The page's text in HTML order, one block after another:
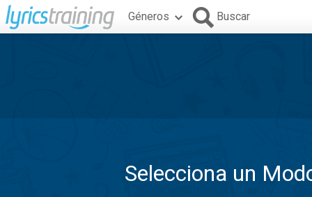
Géneros Buscar
Selecciona un